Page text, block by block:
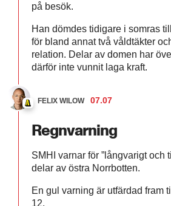
på besök.
Han dömdes tidigare i somras
för bland annat två våldtäkter
relation. Delar av domen har
därför inte vunnit laga kraft.
FELIX WILOW 07.07
Regnvarning
SMHI varnar för ”långvarigt och
delar av östra Norrbotten.
En gul varning är utfärdad fram
12.